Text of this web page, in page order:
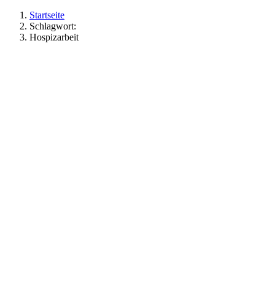
Startseite
Schlagwort:
Hospizarbeit